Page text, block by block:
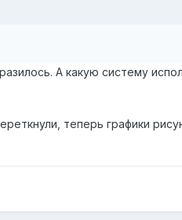
А какую систему
теперь графики